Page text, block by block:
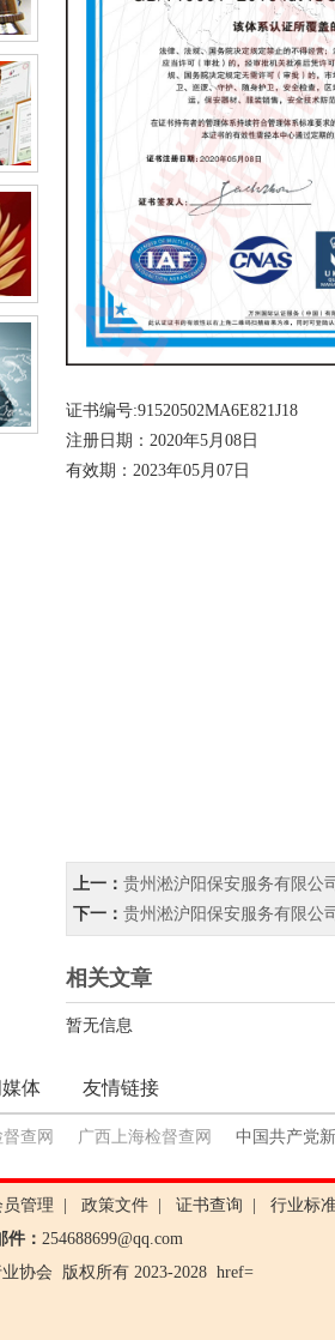
证书编号:91520502MA6E821J18
注册日期：2020年5月08日
有效期：2023年05月07日
上一： 贵州淞沪阳保安服务有限公
下一： 贵州淞沪阳保安服务有限公
相关文章
暂无信息
体 友情链接
查网 广西上海检督查网 中国共产党
员管理 政策文件 证书查询 行业标
件： 254688699@qq.com
协会 版权所有 2023-2028 href=